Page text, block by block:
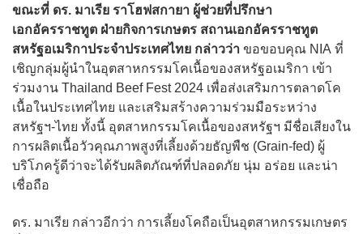
ขณะที่ ดร. มาเรีย ราโฮฟสกายา ผู้ช่วยที่ปรึกษา
เอกอัครราชทูต ฝ่ายกิจการเกษตร สถานเอกอัครราชทูต
สหรัฐอเมริกาประจำประเทศไทย กล่าวว่า ขอขอบคุณ NIA ที่
เชิญกลุ่มผู้นำในอุตสาหกรรมโคเนื้อของสหรัฐอเมริกา เข้า
ร่วมงาน Thailand Beef Fest 2024 เพื่อส่งเสริมการตลาดโค
เนื้อในประเทศไทย และเสริมสร้างความร่วมมือระหว่าง
สหรัฐฯ-ไทย ทั้งนี้ อุตสาหกรรมโคเนื้อของสหรัฐฯ มีชื่อเสียงใน
การผลิตเนื้อวัวคุณภาพสูงที่เลี้ยงด้วยธัญพืช (Grain-fed) ผู้
บริโภครู้ดีว่าจะได้รับผลิตภัณฑ์ที่ปลอดภัย นุ่ม อร่อย และน่า
เชื่อถือ
ดร. มาเรีย กล่าวอีกว่า การเลี้ยงโคถือเป็นอุตสาหกรรมเกษตร